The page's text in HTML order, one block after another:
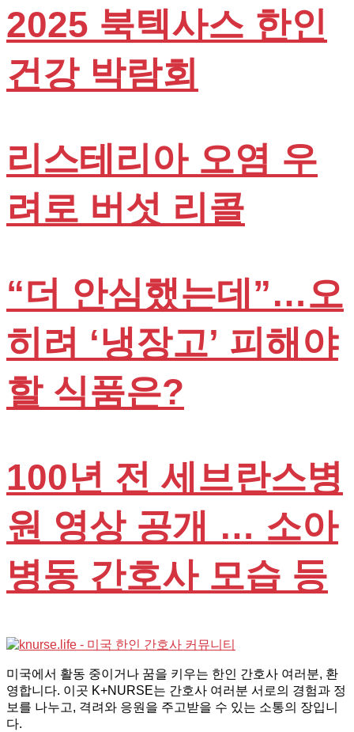
2025 북텍사스 한인
건강 박람회
리스테리아 오염 우
려로 버섯 리콜
“더 안심했는데”…오
히려 ‘냉장고’ 피해야
할 식품은?
100년 전 세브란스병
원 영상 공개 … 소아
병동 간호사 모습 등
미국에서 활동 중이거나 꿈을 키우는 한인 간호사 여러분, 환
영합니다. 이곳 K+NURSE는 간호사 여러분 서로의 경험과 정
보를 나누고, 격려와 응원을 주고받을 수 있는 소통의 장입니
다.